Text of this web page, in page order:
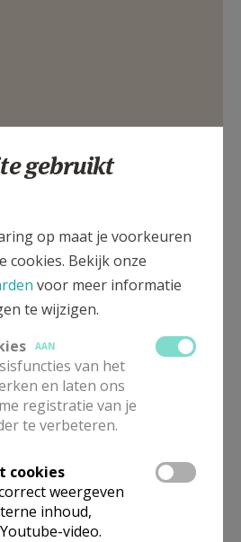
gebruikt
op maat je voorkeuren
cookies. Bekijk onze
voor meer informatie
te wijzigen.
AAN
van het
en laten ons
registratie van je
te verbeteren.
cookies
weergeven
inhoud,
video.